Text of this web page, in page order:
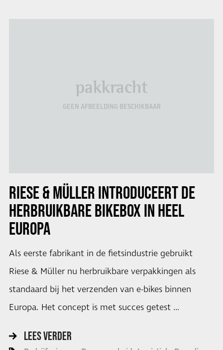
pakkracht
GEEN AFBEELDING BESCHIKBAAR
RIESE & MÜLLER INTRODUCEERT DE
HERBRUIKBARE BIKEBOX IN HEEL
EUROPA
Als eerste fabrikant in de fietsindustrie gebruikt
Riese & Müller nu herbruikbare verpakkingen als
standaard bij het verzenden van e-bikes binnen
Europa. Het concept is met succes getest …
LEES VERDER